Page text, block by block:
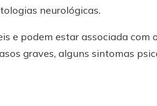
neurológicas.
e podem estar associada
graves, alguns sintomas